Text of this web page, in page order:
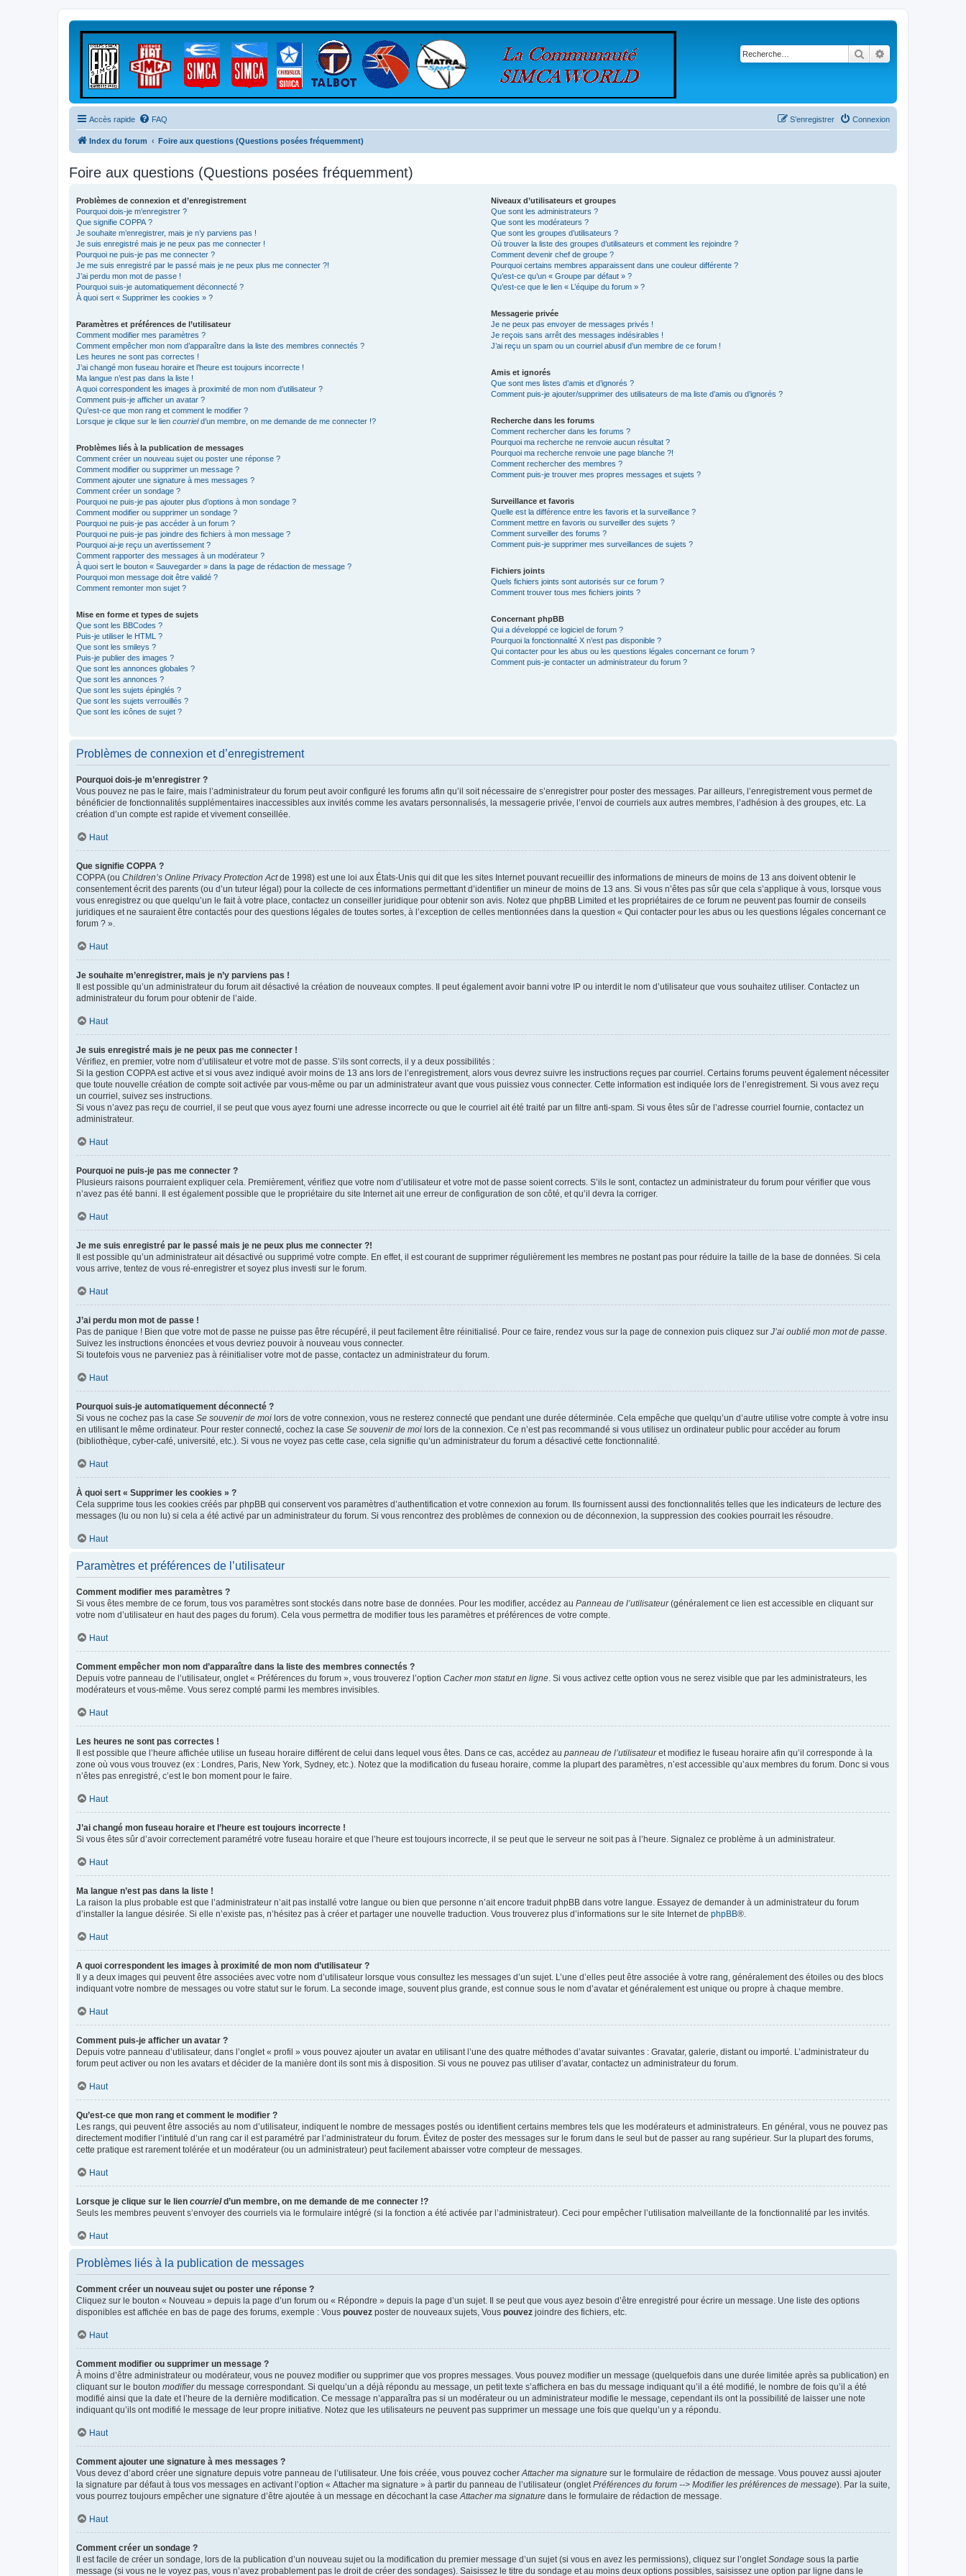
Rechercher
Accès rapide FAQ Connexion
S’enregistrer
Index du forum Foire aux questions (Questions posées fréquemment)
Foire aux questions (Questions posées fréquemment)
Problèmes de connexion et d’enregistrement
Pourquoi dois-je m’enregistrer ?
Que signifie COPPA ?
Je souhaite m’enregistrer, mais je n’y parviens pas !
Je suis enregistré mais je ne peux pas me connecter !
Pourquoi ne puis-je pas me connecter ?
Je me suis enregistré par le passé mais je ne peux plus me connecter ?!
J’ai perdu mon mot de passe !
Pourquoi suis-je automatiquement déconnecté ?
À quoi sert « Supprimer les cookies » ?
Paramètres et préférences de l’utilisateur
Comment modifier mes paramètres ?
Comment empêcher mon nom d’apparaître dans la liste des membres connectés ?
Les heures ne sont pas correctes !
J’ai changé mon fuseau horaire et l’heure est toujours incorrecte !
Ma langue n’est pas dans la liste !
A quoi correspondent les images à proximité de mon nom d’utilisateur ?
Comment puis-je afficher un avatar ?
Qu’est-ce que mon rang et comment le modifier ?
Lorsque je clique sur le lien courrield’un membre, on me demande de me connecter !?
Problèmes liés à la publication de messages
Comment créer un nouveau sujet ou poster une réponse ?
Comment modifier ou supprimer un message ?
Comment ajouter une signature à mes messages ?
Comment créer un sondage ?
Pourquoi ne puis-je pas ajouter plus d’options à mon sondage ?
Comment modifier ou supprimer un sondage ?
Pourquoi ne puis-je pas accéder à un forum ?
Pourquoi ne puis-je pas joindre des fichiers à mon message ?
Pourquoi ai-je reçu un avertissement ?
Comment rapporter des messages à un modérateur ?
À quoi sert le bouton « Sauvegarder » dans la page de rédaction de message ?
Pourquoi mon message doit être validé ?
Comment remonter mon sujet ?
Mise en forme et types de sujets
Que sont les BBCodes ?
Puis-je utiliser le HTML ?
Que sont les smileys ?
Puis-je publier des images ?
Que sont les annonces globales ?
Que sont les annonces ?
Que sont les sujets épinglés ?
Que sont les sujets verrouillés ?
Que sont les icônes de sujet ?
Niveaux d’utilisateurs et groupes
Que sont les administrateurs ?
Que sont les modérateurs ?
Que sont les groupes d’utilisateurs ?
Où trouver la liste des groupes d’utilisateurs et comment les rejoindre ?
Comment devenir chef de groupe ?
Pourquoi certains membres apparaissent dans une couleur différente ?
Qu’est-ce qu’un « Groupe par défaut » ?
Qu’est-ce que le lien « L’équipe du forum » ?
Messagerie privée
Je ne peux pas envoyer de messages privés !
Je reçois sans arrêt des messages indésirables !
J’ai reçu un spam ou un courriel abusif d’un membre de ce forum !
Amis et ignorés
Que sont mes listes d’amis et d’ignorés ?
Comment puis-je ajouter/supprimer des utilisateurs de ma liste d’amis ou d’ignorés ?
Recherche dans les forums
Comment rechercher dans les forums ?
Pourquoi ma recherche ne renvoie aucun résultat ?
Pourquoi ma recherche renvoie une page blanche ?!
Comment rechercher des membres ?
Comment puis-je trouver mes propres messages et sujets ?
Surveillance et favoris
Quelle est la différence entre les favoris et la surveillance ?
Comment mettre en favoris ou surveiller des sujets ?
Comment surveiller des forums ?
Comment puis-je supprimer mes surveillances de sujets ?
Fichiers joints
Quels fichiers joints sont autorisés sur ce forum ?
Comment trouver tous mes fichiers joints ?
Concernant phpBB
Qui a développé ce logiciel de forum ?
Pourquoi la fonctionnalité X n’est pas disponible ?
Qui contacter pour les abus ou les questions légales concernant ce forum ?
Comment puis-je contacter un administrateur du forum ?
Problèmes de connexion et d’enregistrement
Pourquoi dois-je m’enregistrer ?
Vous pouvez ne pas le faire, mais l’administrateur du forum peut avoir configuré les forums afin qu’il soit nécessaire de s’enregistrer pour poster des messages. Par ailleurs, l’enregistrement vous permet de
bénéficier de fonctionnalités supplémentaires inaccessibles aux invités comme les avatars personnalisés, la messagerie privée, l’envoi de courriels aux autres membres, l’adhésion à des groupes, etc. La
création d’un compte est rapide et vivement conseillée.
Haut
Que signifie COPPA ?
COPPA (ou Children’s Online Privacy Protection Actde 1998) est une loi aux États-Unis qui dit que les sites Internet pouvant recueillir des informations de mineurs de moins de 13 ans doivent obtenir le
consentement écrit des parents (ou d’un tuteur légal) pour la collecte de ces informations permettant d’identifier un mineur de moins de 13 ans. Si vous n’êtes pas sûr que cela s’applique à vous, lorsque vous
vous enregistrez ou que quelqu’un le fait à votre place, contactez un conseiller juridique pour obtenir son avis. Notez que phpBB Limited et les propriétaires de ce forum ne peuvent pas fournir de conseils
juridiques et ne sauraient être contactés pour des questions légales de toutes sortes, à l’exception de celles mentionnées dans la question « Qui contacter pour les abus ou les questions légales concernant ce
forum ? ».
Haut
Je souhaite m’enregistrer, mais je n’y parviens pas !
Il est possible qu’un administrateur du forum ait désactivé la création de nouveaux comptes. Il peut également avoir banni votre IP ou interdit le nom d’utilisateur que vous souhaitez utiliser. Contactez un
administrateur du forum pour obtenir de l’aide.
Haut
Je suis enregistré mais je ne peux pas me connecter !
Vérifiez, en premier, votre nom d’utilisateur et votre mot de passe. S’ils sont corrects, il y a deux possibilités :
Si la gestion COPPA est active et si vous avez indiqué avoir moins de 13 ans lors de l’enregistrement, alors vous devrez suivre les instructions reçues par courriel. Certains forums peuvent également nécessiter
que toute nouvelle création de compte soit activée par vous-même ou par un administrateur avant que vous puissiez vous connecter. Cette information est indiquée lors de l’enregistrement. Si vous avez reçu
un courriel, suivez ses instructions.
Si vous n’avez pas reçu de courriel, il se peut que vous ayez fourni une adresse incorrecte ou que le courriel ait été traité par un filtre anti-spam. Si vous êtes sûr de l’adresse courriel fournie, contactez un
administrateur.
Haut
Pourquoi ne puis-je pas me connecter ?
Plusieurs raisons pourraient expliquer cela. Premièrement, vérifiez que votre nom d’utilisateur et votre mot de passe soient corrects. S’ils le sont, contactez un administrateur du forum pour vérifier que vous
n’avez pas été banni. Il est également possible que le propriétaire du site Internet ait une erreur de configuration de son côté, et qu’il devra la corriger.
Haut
Je me suis enregistré par le passé mais je ne peux plus me connecter ?!
Il est possible qu’un administrateur ait désactivé ou supprimé votre compte. En effet, il est courant de supprimer régulièrement les membres ne postant pas pour réduire la taille de la base de données. Si cela
vous arrive, tentez de vous ré-enregistrer et soyez plus investi sur le forum.
Haut
J’ai perdu mon mot de passe !
Pas de panique ! Bien que votre mot de passe ne puisse pas être récupéré, il peut facilement être réinitialisé. Pour ce faire, rendez vous sur la page de connexion puis cliquez sur J’ai oublié mon mot de passe.
Suivez les instructions énoncées et vous devriez pouvoir à nouveau vous connecter.
Si toutefois vous ne parveniez pas à réinitialiser votre mot de passe, contactez un administrateur du forum.
Haut
Pourquoi suis-je automatiquement déconnecté ?
Si vous ne cochez pas la case Se souvenir de moi lors de votre connexion, vous ne resterez connecté que pendant une durée déterminée. Cela empêche que quelqu’un d’autre utilise votre compte à votre insu
en utilisant le même ordinateur. Pour rester connecté, cochez la case Se souvenir de moi lors de la connexion. Ce n’est pas recommandé si vous utilisez un ordinateur public pour accéder au forum
(bibliothèque, cyber-café, université, etc.). Si vous ne voyez pas cette case, cela signifie qu’un administrateur du forum a désactivé cette fonctionnalité.
Haut
À quoi sert « Supprimer les cookies » ?
Cela supprime tous les cookies créés par phpBB qui conservent vos paramètres d’authentification et votre connexion au forum. Ils fournissent aussi des fonctionnalités telles que les indicateurs de lecture des
messages (lu ou non lu) si cela a été activé par un administrateur du forum. Si vous rencontrez des problèmes de connexion ou de déconnexion, la suppression des cookies pourrait les résoudre.
Haut
Paramètres et préférences de l’utilisateur
Comment modifier mes paramètres ?
Si vous êtes membre de ce forum, tous vos paramètres sont stockés dans notre base de données. Pour les modifier, accédez au Panneau de l’utilisateur(généralement ce lien est accessible en cliquant sur
votre nom d’utilisateur en haut des pages du forum). Cela vous permettra de modifier tous les paramètres et préférences de votre compte.
Haut
Comment empêcher mon nom d’apparaître dans la liste des membres connectés ?
Depuis votre panneau de l’utilisateur, onglet « Préférences du forum », vous trouverez l’option Cacher mon statut en ligne. Si vous activez cette option vous ne serez visible que par les administrateurs, les
modérateurs et vous-même. Vous serez compté parmi les membres invisibles.
Haut
Les heures ne sont pas correctes !
Il est possible que l’heure affichée utilise un fuseau horaire différent de celui dans lequel vous êtes. Dans ce cas, accédez au panneau de l’utilisateuret modifiez le fuseau horaire afin qu’il corresponde à la
zone où vous vous trouvez (ex : Londres, Paris, New York, Sydney, etc.). Notez que la modification du fuseau horaire, comme la plupart des paramètres, n’est accessible qu’aux membres du forum. Donc si vous
n’êtes pas enregistré, c’est le bon moment pour le faire.
Haut
J’ai changé mon fuseau horaire et l’heure est toujours incorrecte !
Si vous êtes sûr d’avoir correctement paramétré votre fuseau horaire et que l’heure est toujours incorrecte, il se peut que le serveur ne soit pas à l’heure. Signalez ce problème à un administrateur.
Haut
Ma langue n’est pas dans la liste !
La raison la plus probable est que l’administrateur n’ait pas installé votre langue ou bien que personne n’ait encore traduit phpBB dans votre langue. Essayez de demander à un administrateur du forum
d’installer la langue désirée. Si elle n’existe pas, n’hésitez pas à créer et partager une nouvelle traduction. Vous trouverez plus d’informations sur le site Internet de phpBB®.
Haut
A quoi correspondent les images à proximité de mon nom d’utilisateur ?
Il y a deux images qui peuvent être associées avec votre nom d’utilisateur lorsque vous consultez les messages d’un sujet. L’une d’elles peut être associée à votre rang, généralement des étoiles ou des blocs
indiquant votre nombre de messages ou votre statut sur le forum. La seconde image, souvent plus grande, est connue sous le nom d’avatar et généralement est unique ou propre à chaque membre.
Haut
Comment puis-je afficher un avatar ?
Depuis votre panneau d’utilisateur, dans l’onglet « profil » vous pouvez ajouter un avatar en utilisant l’une des quatre méthodes d’avatar suivantes : Gravatar, galerie, distant ou importé. L’administrateur du
forum peut activer ou non les avatars et décider de la manière dont ils sont mis à disposition. Si vous ne pouvez pas utiliser d’avatar, contactez un administrateur du forum.
Haut
Qu’est-ce que mon rang et comment le modifier ?
Les rangs, qui peuvent être associés au nom d’utilisateur, indiquent le nombre de messages postés ou identifient certains membres tels que les modérateurs et administrateurs. En général, vous ne pouvez pas
directement modifier l’intitulé d’un rang car il est paramétré par l’administrateur du forum. Évitez de poster des messages sur le forum dans le seul but de passer au rang supérieur. Sur la plupart des forums,
cette pratique est rarement tolérée et un modérateur (ou un administrateur) peut facilement abaisser votre compteur de messages.
Haut
Lorsque je clique sur le lien courrield’un membre, on me demande de me connecter !?
Seuls les membres peuvent s’envoyer des courriels via le formulaire intégré (si la fonction a été activée par l’administrateur). Ceci pour empêcher l’utilisation malveillante de la fonctionnalité par les invités.
Haut
Problèmes liés à la publication de messages
Comment créer un nouveau sujet ou poster une réponse ?
Cliquez sur le bouton « Nouveau » depuis la page d’un forum ou « Répondre » depuis la page d’un sujet. Il se peut que vous ayez besoin d’être enregistré pour écrire un message. Une liste des options
disponibles est affichée en bas de page des forums, exemple : Vous pouvez poster de nouveaux sujets, Vous pouvez joindre des fichiers, etc.
Haut
Comment modifier ou supprimer un message ?
À moins d’être administrateur ou modérateur, vous ne pouvez modifier ou supprimer que vos propres messages. Vous pouvez modifier un message (quelquefois dans une durée limitée après sa publication) en
cliquant sur le bouton modifierdu message correspondant. Si quelqu’un a déjà répondu au message, un petit texte s’affichera en bas du message indiquant qu’il a été modifié, le nombre de fois qu’il a été
modifié ainsi que la date et l’heure de la dernière modification. Ce message n’apparaîtra pas si un modérateur ou un administrateur modifie le message, cependant ils ont la possibilité de laisser une note
indiquant qu’ils ont modifié le message de leur propre initiative. Notez que les utilisateurs ne peuvent pas supprimer un message une fois que quelqu’un y a répondu.
Haut
Comment ajouter une signature à mes messages ?
Vous devez d’abord créer une signature depuis votre panneau de l’utilisateur. Une fois créée, vous pouvez cocherAttacher ma signature sur le formulaire de rédaction de message. Vous pouvez aussi ajouter
la signature par défaut à tous vos messages en activant l’option « Attacher ma signature » à partir du panneau de l’utilisateur (ongletPréférences du forum --> Modifier les préférences de message). Par la suite,
vous pourrez toujours empêcher une signature d’être ajoutée à un message en décochant la caseAttacher ma signature dans le formulaire de rédaction de message.
Haut
Comment créer un sondage ?
Il est facile de créer un sondage, lors de la publication d’un nouveau sujet ou la modification du premier message d’un sujet (si vous en avez les permissions), cliquez sur l’ongletSondage sous la partie
message (si vous ne le voyez pas, vous n’avez probablement pas le droit de créer des sondages). Saisissez le titre du sondage et au moins deux options possibles, saisissez une option par ligne dans le